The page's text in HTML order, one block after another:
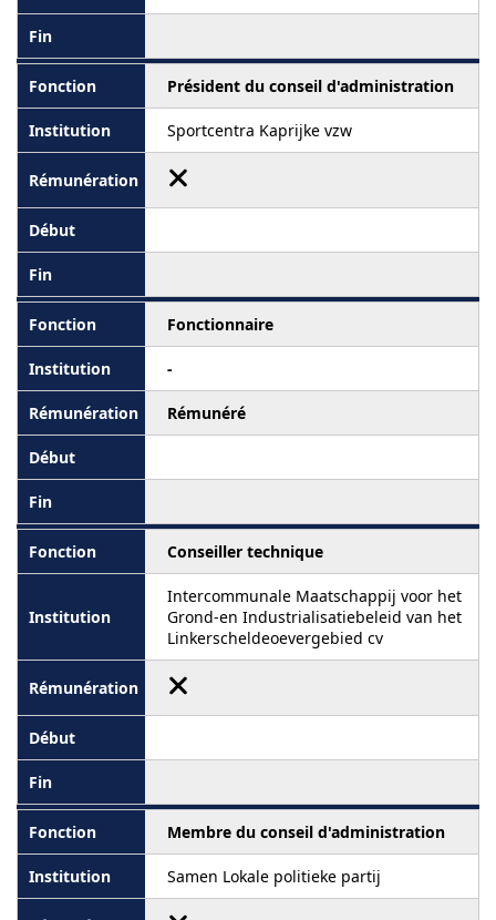
Président du conseil d'administration
Sportcentra Kaprijke vzw
Fonctionnaire
-
Rémunéré
Conseiller technique
Intercommunale Maatschappij voor het
Grond-en Industrialisatiebeleid van het
Linkerscheldeoevergebied cv
Membre du conseil d'administration
Samen Lokale politieke partij